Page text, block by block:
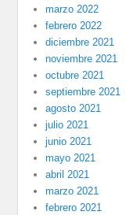
marzo 2022
febrero 2022
diciembre 2021
noviembre 2021
octubre 2021
septiembre 2021
agosto 2021
julio 2021
junio 2021
mayo 2021
abril 2021
marzo 2021
febrero 2021